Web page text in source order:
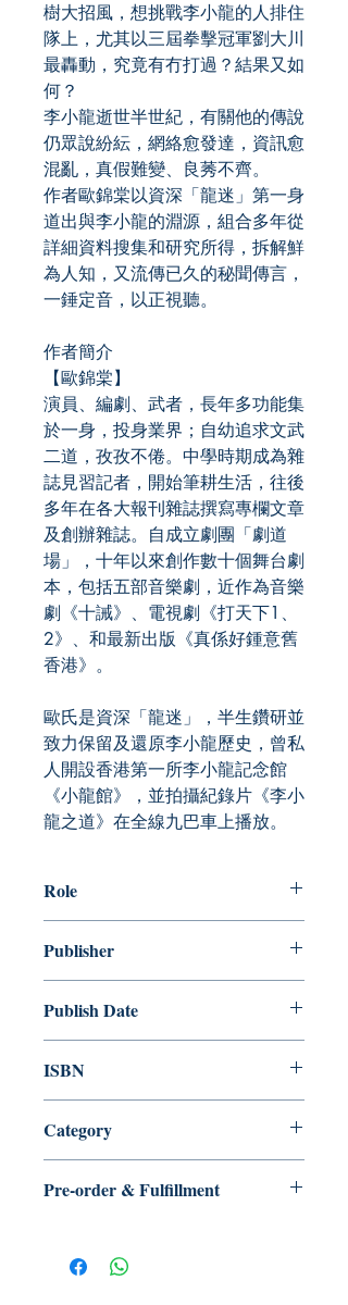
樹大招風，想挑戰李小龍的人排住
隊上，尤其以三屆拳擊冠軍劉大川
最轟動，究竟有冇打過？結果又如
何？
李小龍逝世半世紀，有關他的傳說
仍眾說紛紜，網絡愈發達，資訊愈
混亂，真假難變、良莠不齊。
作者歐錦棠以資深「龍迷」第一身
道出與李小龍的淵源，組合多年從
詳細資料搜集和研究所得，拆解鮮
為人知，又流傳已久的秘聞傳言，
一錘定音，以正視聽。
作者簡介
【歐錦棠】
演員、編劇、武者，長年多功能集
於一身，投身業界；自幼追求文武
二道，孜孜不倦。中學時期成為雜
誌見習記者，開始筆耕生活，往後
多年在各大報刊雜誌撰寫專欄文章
及創辦雜誌。自成立劇團「劇道
場」，十年以來創作數十個舞台劇
本，包括五部音樂劇，近作為音樂
劇《十誡》、電視劇《打天下1、
2》、和最新出版《真係好鍾意舊
香港》。
歐氏是資深「龍迷」，半生鑽研並
致力保留及還原李小龍歷史，曾私
人開設香港第一所李小龍記念館
《小龍館》，並拍攝紀錄片《李小
龍之道》在全線九巴車上播放。
Role
Publisher
Publish Date
ISBN
Category
Pre-order & Fulfillment
your copy and notify you for
pickup/delivery. Full refund if sourcing